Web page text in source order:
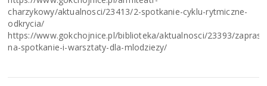
charzykowy/aktualnosci/23413/2-spotkanie-cyklu-rytmiczne-
odkrycia/
https://www.gokchojnice.pl/biblioteka/aktualnosci/23393/
na-spotkanie-i-warsztaty-dla-mlodziezy/